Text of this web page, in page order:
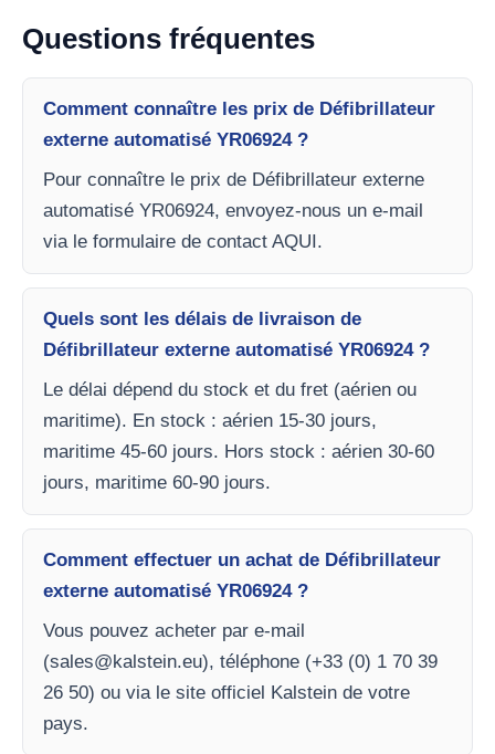
Questions fréquentes
Comment connaître les prix de Défibrillateur
externe automatisé YR06924 ?
Pour connaître le prix de Défibrillateur externe
automatisé YR06924, envoyez-nous un e-mail
via le formulaire de contact AQUI.
Quels sont les délais de livraison de
Défibrillateur externe automatisé YR06924 ?
Le délai dépend du stock et du fret (aérien ou
maritime). En stock : aérien 15-30 jours,
maritime 45-60 jours. Hors stock : aérien 30-60
jours, maritime 60-90 jours.
Comment effectuer un achat de Défibrillateur
externe automatisé YR06924 ?
Vous pouvez acheter par e-mail
(sales@kalstein.eu), téléphone (+33 (0) 1 70 39
26 50) ou via le site officiel Kalstein de votre
pays.